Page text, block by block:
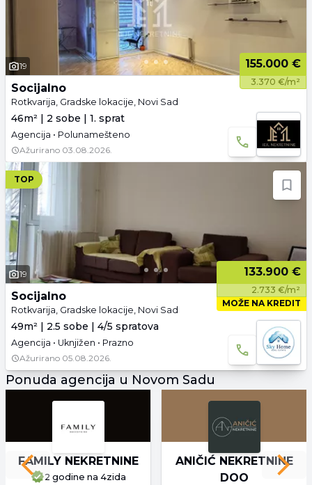
19 155.000 €
3.370 €/m²
Socijalno
Rotkvarija, Gradske lokacije, Novi Sad
46m² | 2 sobe | 1. sprat
Agencija • Polunamešteno
Ažurirano 03.08.2026.
TOP
19 133.900 €
2.733 €/m²
MOŽE NA KREDIT
Socijalno
Rotkvarija, Gradske lokacije, Novi Sad
49m² | 2.5 sobe | 4/5 spratova
Agencija • Uknjižen • Prazno
Ažurirano 05.08.2026.
Ponuda agencija u Novom Sadu
FAMILY NEKRETNINE
2 godine na 4zida
ANIČIĆ NEKRETNINE
DOO
Previous slide Next